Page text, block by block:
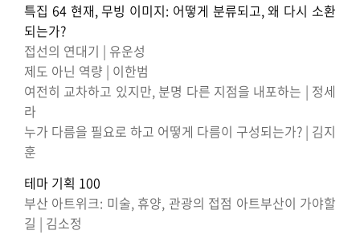
특집 64 현재, 무빙 이미지: 어떻게 분류되고, 왜 다시 소환
되는가?
접선의 연대기 | 유운성
제도 아닌 역량 | 이한범
여전히 교차하고 있지만, 분명 다른 지점을 내포하는 | 정세
라
누가 다름을 필요로 하고 어떻게 다름이 구성되는가? | 김지
훈
테마 기획 100
부산 아트위크: 미술, 휴양, 관광의 접점 아트부산이 가야할
길 | 김소정